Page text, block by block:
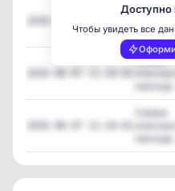
Самые
никогда
Самые
никогда
Самые
никогда
Доступно
Чтобы увидеть все